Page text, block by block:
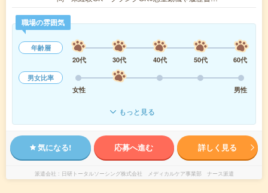
職場の雰囲気
年齢層
20代
30代 40代 50代
60代
男女比率
女性
男性
もっと見る
気になる! 応募へ進む 詳しく見る
派遣会社 日研トータルソーシング株式会社 メディカルケア事業部 ナース派遣